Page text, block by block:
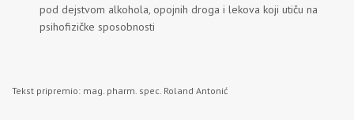
pod dejstvom alkohola, opojnih droga i lekova koji utiču na
psihofizičke sposobnosti
Tekst pripremio: mag. pharm. spec. Roland Antonić